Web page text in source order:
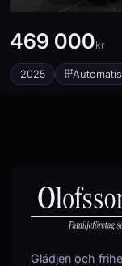
GPS
ISOFIX-fästen bak
Keyless Nyckelfri
Kylt handskfack
Körfilsassistans
Panoramaglastak
Rails
469 000kr
2025
Glädjen och